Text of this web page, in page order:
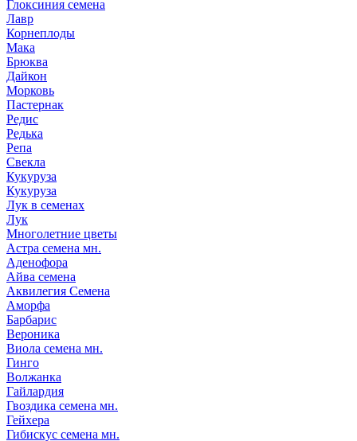
Глоксиния семена
Лавр
Корнеплоды
Мака
Брюква
Дайкон
Морковь
Пастернак
Редис
Редька
Репа
Свекла
Кукуруза
Кукуруза
Лук в семенах
Лук
Многолетние цветы
Астра семена мн.
Аденофора
Айва семена
Аквилегия Семена
Аморфа
Барбарис
Вероника
Виола семена мн.
Гинго
Волжанка
Гайлардия
Гвоздика семена мн.
Гейхера
Гибискус семена мн.